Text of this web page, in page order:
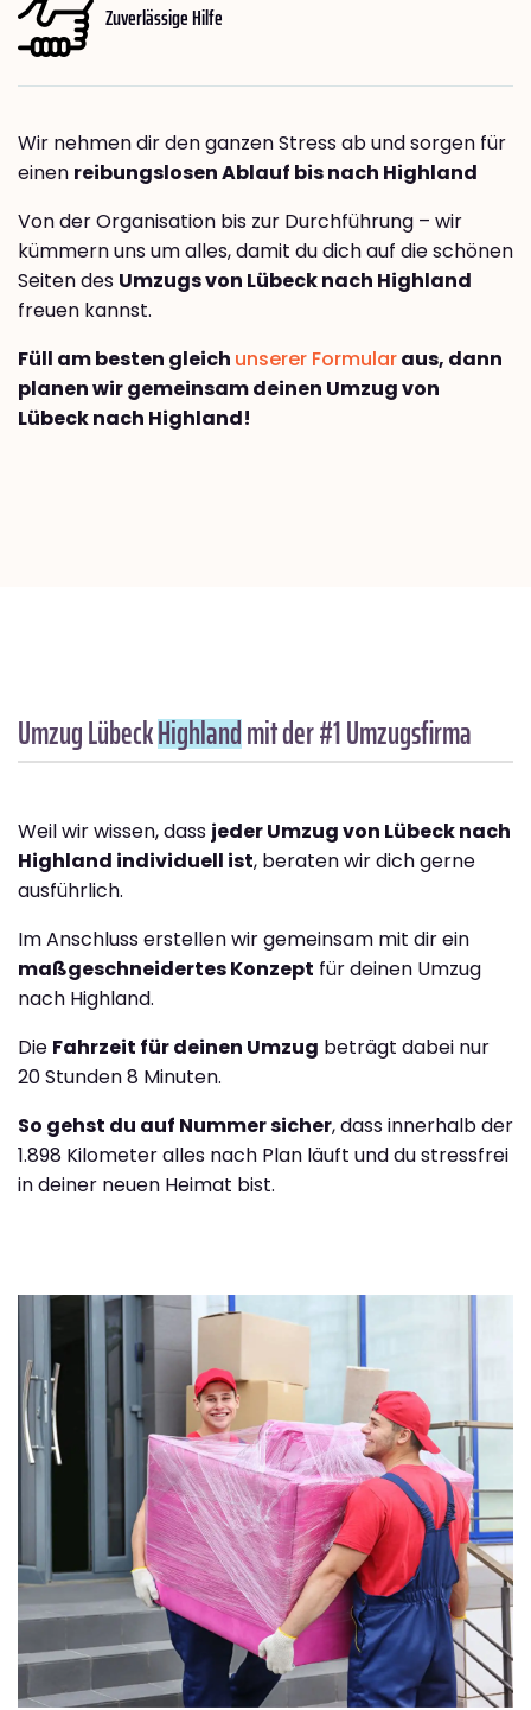
Zuverlässige Hilfe
Wir nehmen dir den ganzen Stress ab und sorgen für
einen reibungslosen Ablauf bis nach Highland
Von der Organisation bis zur Durchführung – wir
kümmern uns um alles, damit du dich auf die schönen
Seiten des Umzugs von Lübeck nach Highland
freuen kannst.
Füll am besten gleich unserer Formularaus, dann
planen wir gemeinsam deinen Umzug von
Lübeck nach Highland!
Umzug LübeckHighlandmit der #1 Umzugsfirma
Weil wir wissen, dass jeder Umzug von Lübeck nach
Highland individuell ist, beraten wir dich gerne
ausführlich.
Im Anschluss erstellen wir gemeinsam mit dir ein
maßgeschneidertes Konzept für deinen Umzug
nach Highland.
Die Fahrzeit für deinen Umzug beträgt dabei nur
20 Stunden 8 Minuten.
So gehst du auf Nummer sicher, dass innerhalb der
1.898 Kilometer alles nach Plan läuft und du stressfrei
in deiner neuen Heimat bist.